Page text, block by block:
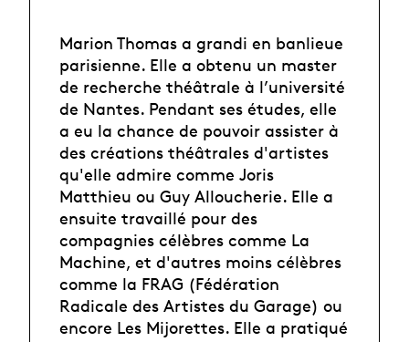
Marion Thomas a grandi en banlieue
parisienne. Elle a obtenu un master
de recherche théâtrale à l’université
de Nantes. Pendant ses études, elle
a eu la chance de pouvoir assister à
des créations théâtrales d'artistes
qu'elle admire comme Joris
Matthieu ou Guy Alloucherie. Elle a
ensuite travaillé pour des
compagnies célèbres comme La
Machine, et d'autres moins célèbres
comme la FRAG (Fédération
Radicale des Artistes du Garage) ou
encore Les Mijorettes. Elle a pratiqué